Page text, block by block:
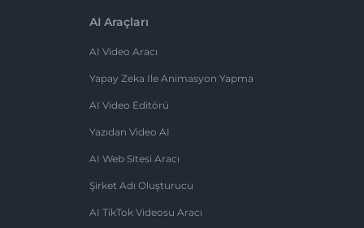
AI Araçları
AI Video Aracı
Yapay Zeka Ile Animasyon Yapma
AI Video Editörü
Yazıdan Video AI
AI Web Sitesi Aracı
Şirket Adı Oluşturucu
AI TikTok Videosu Aracı